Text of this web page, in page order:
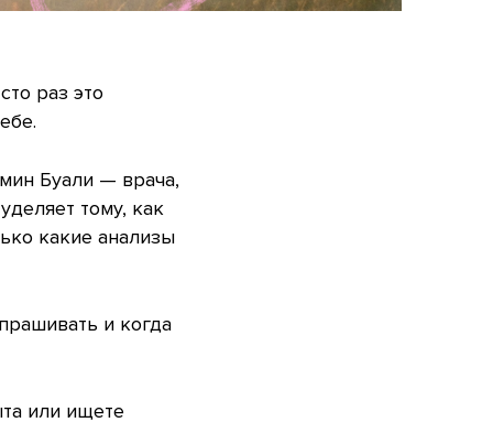
раз это
Буали — врача,
тому, как
какие анализы
и когда
или ищете